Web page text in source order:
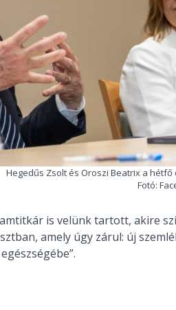
Hegedűs Zsolt és Oroszi Beatrix a
Fotó:
is velünk tartott, akire
amely úgy zárul: új